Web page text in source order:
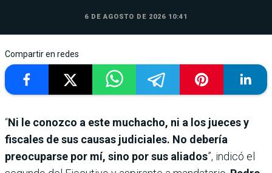
6 DE AGOSTO DE 2026 10:41
Compartir en redes
“Ni le conozco a este muchacho, ni a los jueces y
fiscales de sus causas judiciales. No debería
preocuparse por mí, sino por sus aliados”, indicó el